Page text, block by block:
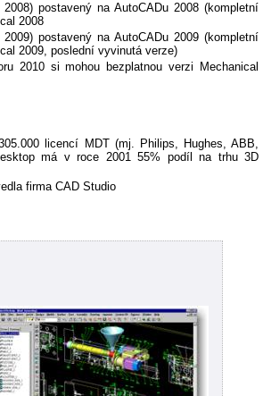
postavený na AutoCADu 2008 (kompletní
2008
postavený na AutoCADu 2009 (kompletní
2009, poslední vyvinutá verze)
2010 si mohou bezplatnou verzi Mechanical
licencí MDT (mj. Philips, Hughes, ABB,
má v roce 2001 55% podíl na trhu 3D
firma CAD Studio